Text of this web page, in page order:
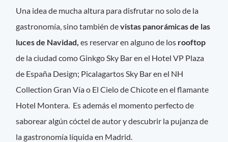
Una idea de mucha altura para disfrutar no solo de la
gastronomía, sino también devistas panorámicas de las
luces de Navidad,es reservar en alguno de los rooftop
de la ciudad como Ginkgo Sky Bar en el Hotel VP Plaza
de España Design; Picalagartos Sky Bar en el NH
Collection Gran Vía o El Cielo de Chicote en el flamante
Hotel Montera. Es además el momento perfecto de
saborear algún cóctel de autor y descubrir la pujanza de
la gastronomía líquida en Madrid.